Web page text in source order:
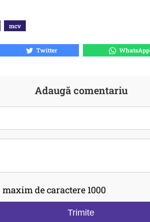
mcv
Twitter WhatsApp
Adaugă comentariu
de caractere 1000
Trimite